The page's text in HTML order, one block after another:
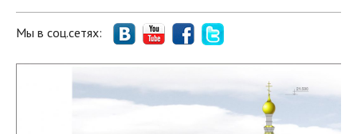
Мы в соц.сетях: